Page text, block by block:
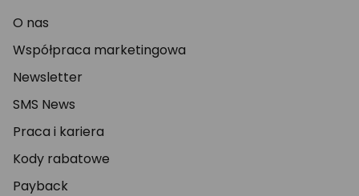
O nas
Współpraca marketingowa
Newsletter
SMS News
Praca i kariera
Kody rabatowe
Payback